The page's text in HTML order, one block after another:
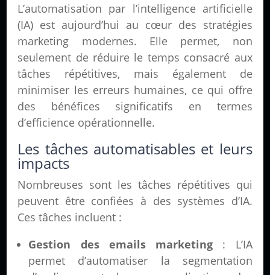
L’automatisation par l’intelligence artificielle
(IA) est aujourd’hui au cœur des stratégies
marketing modernes. Elle permet, non
seulement de réduire le temps consacré aux
tâches répétitives, mais également de
minimiser les erreurs humaines, ce qui offre
des bénéfices significatifs en termes
d’efficience opérationnelle.
Les tâches automatisables et leurs
impacts
Nombreuses sont les tâches répétitives qui
peuvent être confiées à des systèmes d’IA.
Ces tâches incluent :
Gestion des emails marketing : L’IA
permet d’automatiser la segmentation